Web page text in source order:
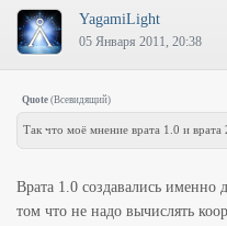
YagamiLight
05 Января 2011, 20:38
Quote (Всевидящий)
Так что моё мнение врата 1.0 и врата
Врата 1.0 создавались именно
том что не надо вычислять